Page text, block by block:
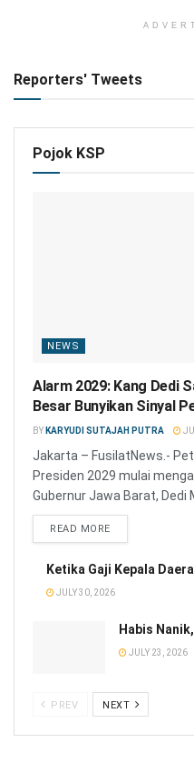
Reporters' Tweets
Pojok KSP
NEWS
Alarm 2029: Kang Dedi
Besar Bunyikan Sinyal
BY KARYUDI SUTAJAH PUTRA
Jakarta – FusilatNews.-
Presiden 2029 mulai
Gubernur Jawa Barat, Dedi
READ MORE
Ketika Gaji Kepala
JULY 30, 2026
Habis
JULY 23, 2026
PREV NEXT